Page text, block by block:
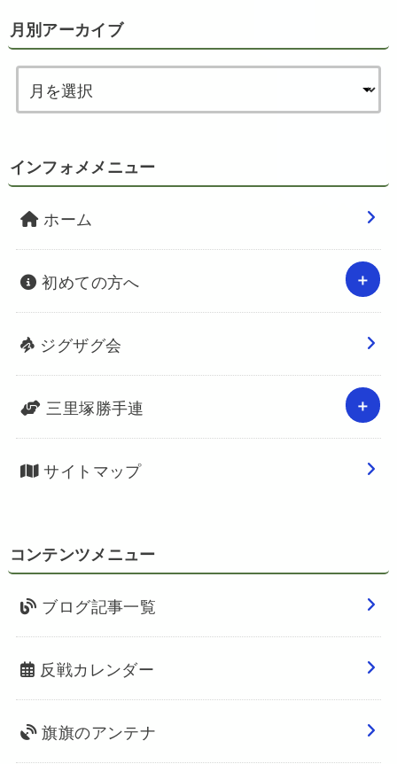
月別アーカイブ
インフォメメニュー
ホーム
初めての方へ
ジグザグ会
三里塚勝手連
サイトマップ
コンテンツメニュー
ブログ記事一覧
反戦カレンダー
旗旗のアンテナ